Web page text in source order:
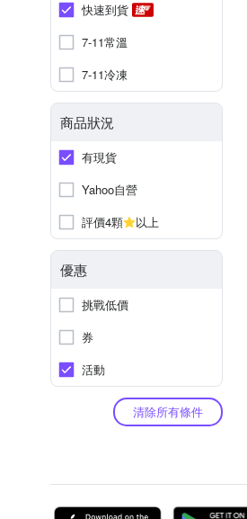
快速到貨
7-11常溫
7-11冷凍
商品狀況
有現貨
Yahoo自營
評價4顆
以上
優惠
挑戰低價
券
活動
清除所有條件